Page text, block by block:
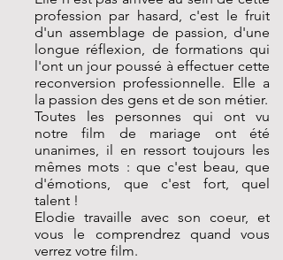
profession par hasard, c'est le fruit
d'un assemblage de passion, d'une
longue réflexion, de formations qui
l'ont un jour poussé à effectuer cette
reconversion professionnelle. Elle a
la passion des gens et de son métier.
Toutes les personnes qui ont vu
notre film de mariage ont été
unanimes, il en ressort toujours les
mêmes mots : que c'est beau, que
d'émotions, que c'est fort, quel
talent !
Elodie travaille avec son coeur, et
vous le comprendrez quand vous
verrez votre film.